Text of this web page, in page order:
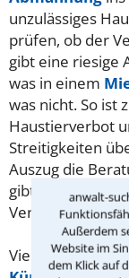
anwalt-
Außerdem
Website im
dem Klick auf
unzulässiges
prüfen, ob der
gibt eine riesige
was in einem
was nicht. So ist
Haustierverbot
Streitigkeiten
Auszug die
gibt es eine
Vermieter und
Viele